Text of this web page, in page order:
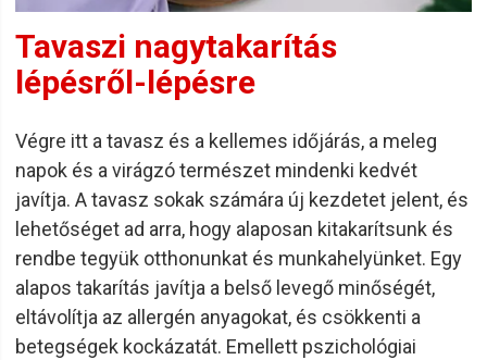
Tavaszi nagytakarítás
lépésről-lépésre
Végre itt a tavasz és a kellemes időjárás, a meleg
napok és a virágzó természet mindenki kedvét
javítja. A tavasz sokak számára új kezdetet jelent, és
lehetőséget ad arra, hogy alaposan kitakarítsunk és
rendbe tegyük otthonunkat és munkahelyünket. Egy
alapos takarítás javítja a belső levegő minőségét,
eltávolítja az allergén anyagokat, és csökkenti a
betegségek kockázatát. Emellett pszichológiai